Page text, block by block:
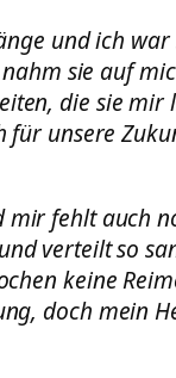
und ich
sie auf
die sie mir
für unsere
mir fehlt auch
verteilt so
keine
doch mein